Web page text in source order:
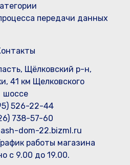
передачи данных
Щёлковский р-н,
41 км Щелковского
шоссе
526-22-44
738-57-60
dom-22.bizml.ru
работы магазина
с 9.00 до 19.00.